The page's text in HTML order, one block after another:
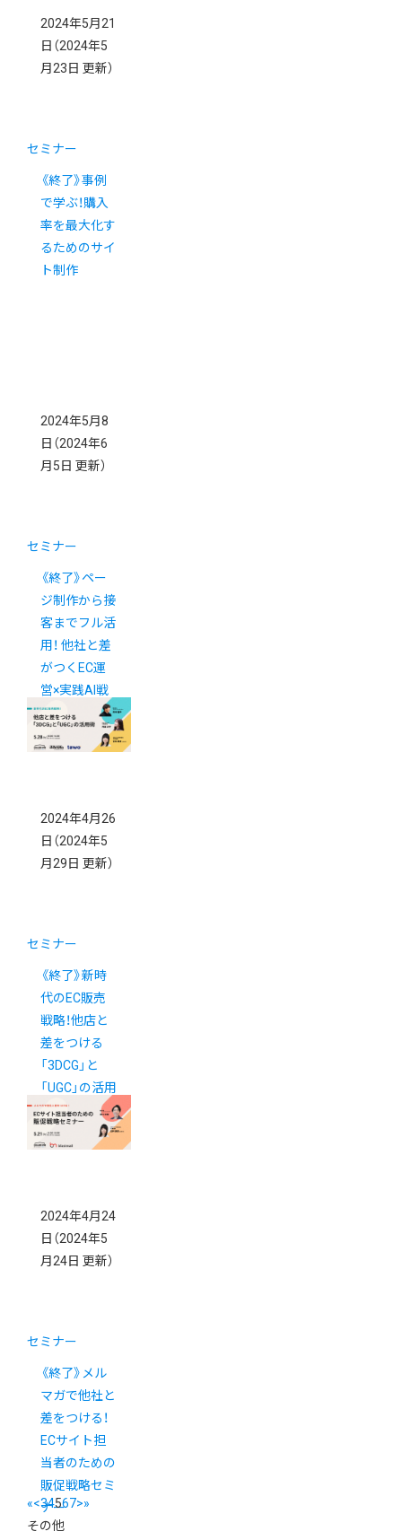
2024年5月21
日 （2024年5
月23日 更新）
セミナー
《終了》事例
で学ぶ！購入
率を最大化す
るためのサイ
ト制作
2024年5月8
日 （2024年6
月5日 更新）
セミナー
《終了》ペー
ジ制作から接
客までフル活
用！ 他社と差
がつくEC運
営×実践AI戦
略
2024年4月26
日 （2024年5
月29日 更新）
セミナー
《終了》新時
代のEC販売
戦略！他店と
差をつける
「3DCG」と
「UGC」の活用
術
2024年4月24
日 （2024年5
月24日 更新）
セミナー
《終了》メル
マガで他社と
差をつける！
ECサイト担
当者のための
販促戦略セミ
ナー
«<34567>»
その他